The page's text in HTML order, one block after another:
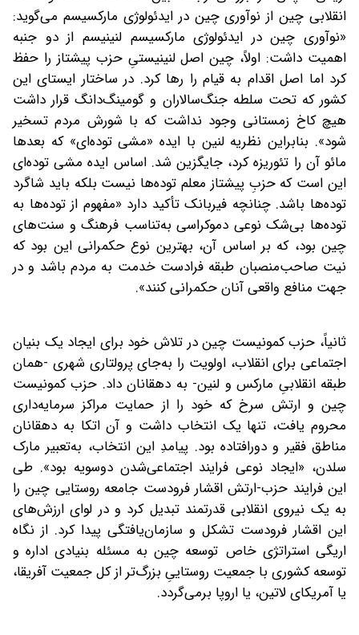
انقلابی چین از نوآوری چین در ایدئولوژی مارکسیسم می‌گوید:
«نوآوری چین در ایدئولوژی مارکسیسم لنینیسم از دو جنبه
اهمیت داشت: اولاً، چین اصل لنینیستیِ حزب پیشتاز را حفظ
کرد اما اصل اقدام به قیام را رها کرد. در ساختار ایستای این
کشور که تحت سلطه جنگ‌‌سالاران و گومینگ‌دانگ قرار داشت
هیچ کاخ زمستانی وجود نداشت که با شورش مردم تسخیر
شود». بنابراین نظریه لنین با ایده «مشی توده‌‌ای» که بعدها
مائو آن را تئوریزه کرد، جایگزین شد. اساس ایده مشی توده‌ای
این است که حزبِ پیشتاز معلم توده‌ها نیست بلکه باید شاگرد
توده‌‌ها باشد. چنانچه فیربانک تأکید دارد «مفهوم از توده‌ها به
توده‌‌ها بی‌شک نوعی دموکراسی به‌تناسب فرهنگ و سنت‌های
چین بود، که بر اساس آن، بهترین نوع حکمرانی این بود که
نیت صاحب‌منصبان طبقه فرادست خدمت به مردم باشد و در
جهت منافع واقعی آنان حکمرانی کنند».
ثانیاً، حزب کمونیست چین در تلاش خود برای ایجاد یک بنیان
اجتماعی برای انقلاب، اولویت را به‌جای پرولتاری شهری -همان
طبقه انقلابیِ مارکس و لنین- به دهقانان داد. حزب کمونیست
چین و ارتش سرخ که خود را از حمایت مراکز سرمایه‌‌داری
محروم یافت، تنها یک انتخاب داشت و آن اتکا به‌ دهقانان
مناطق فقیر و دور‌افتاده بود. پیامدِ این انتخاب، به‌تعبیر مارک
سلدن، «ایجاد نوعی فرایند اجتماعی‌شدن دوسویه بود». طی
این فرایند حزب-ارتش اقشار فرودست جامعه روستایی چین را
به یک نیروی انقلابی قدرتمند تبدیل کرد و در لوای ارزش‌‌های
این اقشار فرودست تشکل و سازمان‌یافتگی پیدا کرد. از نگاه
اریگی استراتژی خاص توسعه چین به مسئله بنیادی اداره و
توسعه کشوری با جمعیت روستاییِ ‌بزرگ‌‌تر از کل ‌جمعیت آفریقا،
یا آمریکای ‌لاتین، یا اروپا برمی‌‌گردد.